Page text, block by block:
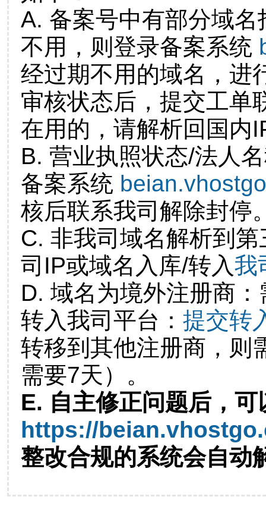
A. 备案号中有部分域
不用，则登录备案系统
经过期不用的域名，进
审核状态后，提交工单
在用的，请解析回国内
B. 营业执照状态/法人
备案系统
核后联系我司解除封停
C. 非我司域名解析到
司IP或域名入库/转入我
D. 域名为境外注册商
转入我司平台： 提交转
转移到其他注册商，则
需要7天）。
E. 自主修正问题后，可
https://
整改合规的系统会自动